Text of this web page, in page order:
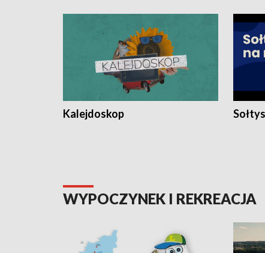
Kalejdoskop
WYPOCZYNEK I REKREACJA